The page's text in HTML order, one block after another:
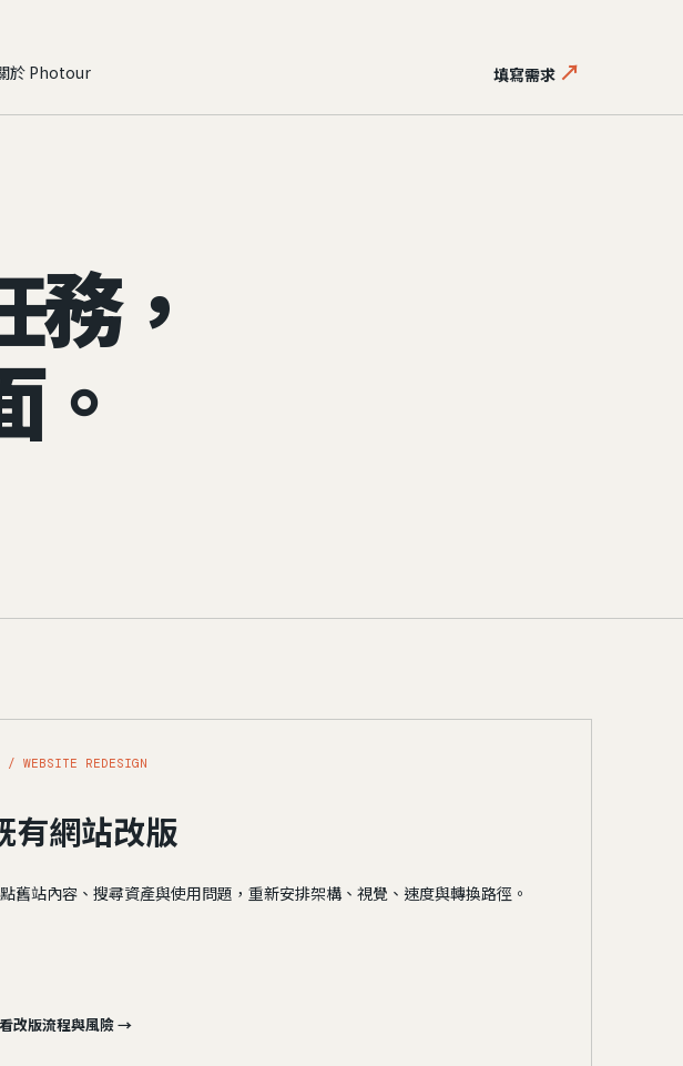
於 Photour 填寫需求 ↗
，
。
/ WEBSITE REDESIGN
有網站改版
舊站內容、搜尋資產與使用問題，重新安排架構、視覺、速度與轉換路徑。
改版流程與風險 →